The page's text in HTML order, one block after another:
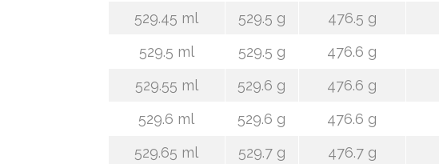
529.45 ml
529.5 g 476.5 g
529.5 ml
529.5 g 476.6 g
529.55 ml
529.6 g 476.6 g
529.6 ml
529.6 g 476.6 g
529.65 ml
529.7 g 476.7 g